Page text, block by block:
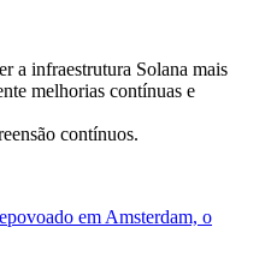
a infraestrutura Solana mais
melhorias contínuas e
contínuos.
em Amsterdam, o